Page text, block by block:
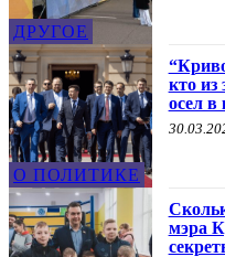
ДРУГОЕ
О ПОЛИТИКЕ
кто из
осел в
мэра